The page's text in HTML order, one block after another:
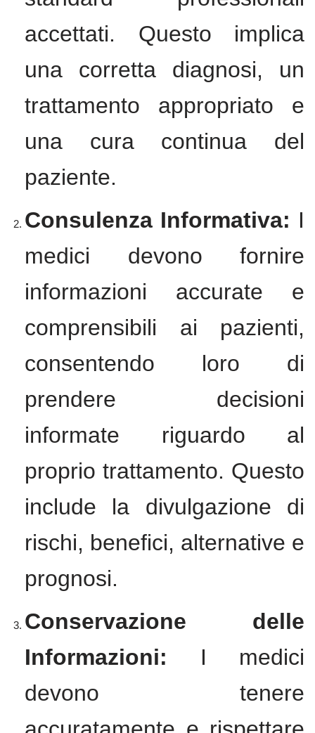
accettati. Questo implica
una corretta diagnosi, un
trattamento appropriato e
una cura continua del
paziente.
Consulenza Informativa: I
medici devono fornire
informazioni accurate e
comprensibili ai pazienti,
consentendo loro di
prendere decisioni
informate riguardo al
proprio trattamento. Questo
include la divulgazione di
rischi, benefici, alternative e
prognosi.
Conservazione delle
Informazioni: I medici
devono tenere